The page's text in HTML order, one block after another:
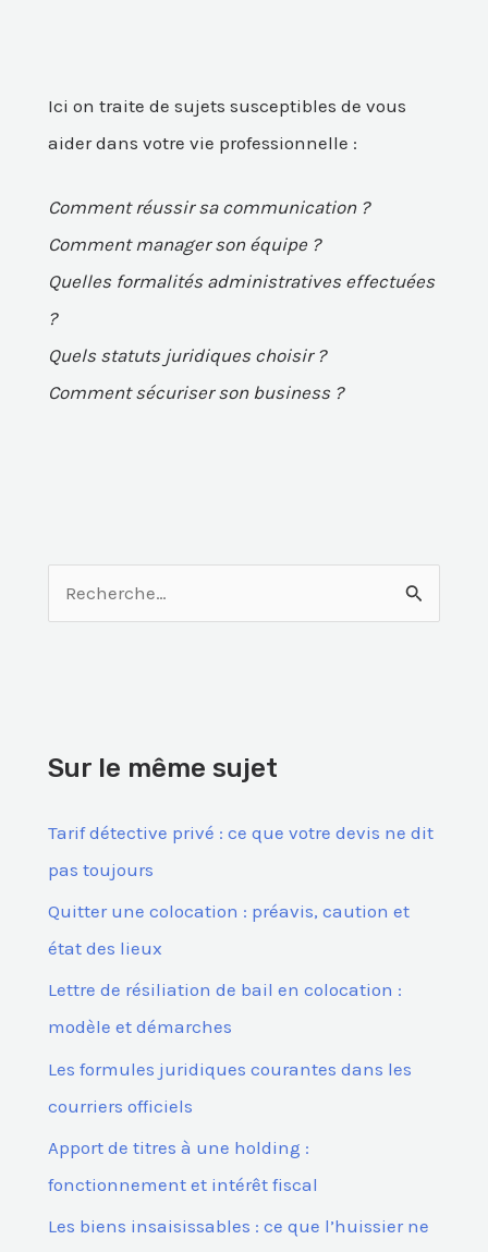
Ici on traite de sujets susceptibles de vous
aider dans votre vie professionnelle :
Comment réussir sa communication ?
Comment manager son équipe ?
Quelles formalités administratives effectuées
?
Quels statuts juridiques choisir ?
Comment sécuriser son business ?
Sur le même sujet
Tarif détective privé : ce que votre devis ne dit
pas toujours
Quitter une colocation : préavis, caution et
état des lieux
Lettre de résiliation de bail en colocation :
modèle et démarches
Les formules juridiques courantes dans les
courriers officiels
Apport de titres à une holding :
fonctionnement et intérêt fiscal
Les biens insaisissables : ce que l’huissier ne